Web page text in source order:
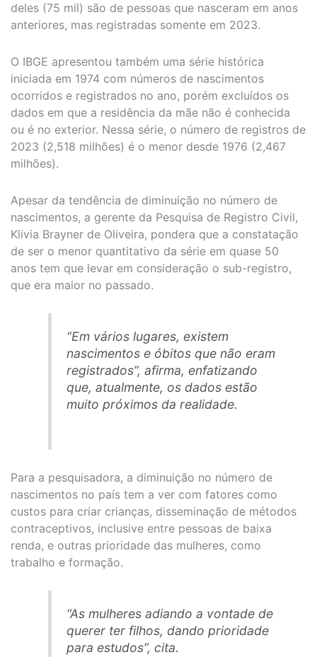
deles (75 mil) são de pessoas que nasceram em anos
anteriores, mas registradas somente em 2023.
O IBGE apresentou também uma série histórica
iniciada em 1974 com números de nascimentos
ocorridos e registrados no ano, porém excluídos os
dados em que a residência da mãe não é conhecida
ou é no exterior. Nessa série, o número de registros de
2023 (2,518 milhões) é o menor desde 1976 (2,467
milhões).
Apesar da tendência de diminuição no número de
nascimentos, a gerente da Pesquisa de Registro Civil,
Klivia Brayner de Oliveira, pondera que a constatação
de ser o menor quantitativo da série em quase 50
anos tem que levar em consideração o sub-registro,
que era maior no passado.
“Em vários lugares, existem
nascimentos e óbitos que não eram
registrados”, afirma, enfatizando
que, atualmente, os dados estão
muito próximos da realidade.
Para a pesquisadora, a diminuição no número de
nascimentos no país tem a ver com fatores como
custos para criar crianças, disseminação de métodos
contraceptivos, inclusive entre pessoas de baixa
renda, e outras prioridade das mulheres, como
trabalho e formação.
“As mulheres adiando a vontade de
querer ter filhos, dando prioridade
para estudos”, cita.